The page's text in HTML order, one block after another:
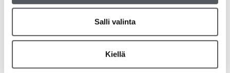
Salli valinta
Kiellä